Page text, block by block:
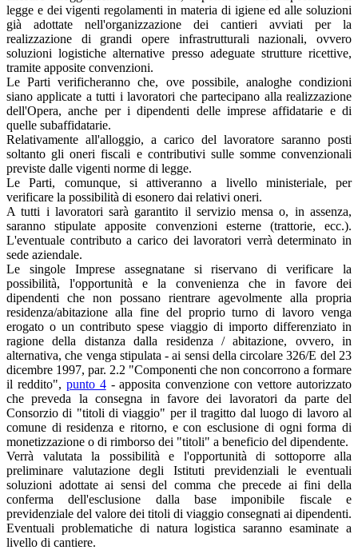
legge e dei vigenti regolamenti in materia di igiene ed alle soluzioni
già adottate nell'organizzazione dei cantieri avviati per la
realizzazione di grandi opere infrastrutturali nazionali, ovvero
soluzioni logistiche alternative presso adeguate strutture ricettive,
tramite apposite convenzioni.
Le Parti verificheranno che, ove possibile, analoghe condizioni
siano applicate a tutti i lavoratori che partecipano alla realizzazione
dell'Opera, anche per i dipendenti delle imprese affidatarie e di
quelle subaffidatarie.
Relativamente all'alloggio, a carico del lavoratore saranno posti
soltanto gli oneri fiscali e contributivi sulle somme convenzionali
previste dalle vigenti norme di legge.
Le Parti, comunque, si attiveranno a livello ministeriale, per
verificare la possibilità di esonero dai relativi oneri.
A tutti i lavoratori sarà garantito il servizio mensa o, in assenza,
saranno stipulate apposite convenzioni esterne (trattorie, ecc.).
L'eventuale contributo a carico dei lavoratori verrà determinato in
sede aziendale.
Le singole Imprese assegnatane si riservano di verificare la
possibilità, l'opportunità e la convenienza che in favore dei
dipendenti che non possano rientrare agevolmente alla propria
residenza/abitazione alla fine del proprio turno di lavoro venga
erogato o un contributo spese viaggio di importo differenziato in
ragione della distanza dalla residenza / abitazione, ovvero, in
alternativa, che venga stipulata - ai sensi della circolare 326/E del 23
dicembre 1997, par. 2.2 "Componenti che non concorrono a formare
il reddito", punto 4- apposita convenzione con vettore autorizzato
che preveda la consegna in favore dei lavoratori da parte del
Consorzio di "titoli di viaggio" per il tragitto dal luogo di lavoro al
comune di residenza e ritorno, e con esclusione di ogni forma di
monetizzazione o di rimborso dei "titoli" a beneficio del dipendente.
Verrà valutata la possibilità e l'opportunità di sottoporre alla
preliminare valutazione degli Istituti previdenziali le eventuali
soluzioni adottate ai sensi del comma che precede ai fini della
conferma dell'esclusione dalla base imponibile fiscale e
previdenziale del valore dei titoli di viaggio consegnati ai dipendenti.
Eventuali problematiche di natura logistica saranno esaminate a
livello di cantiere.